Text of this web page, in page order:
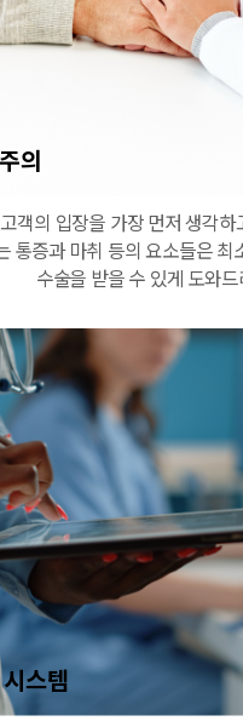
의
객의 입장을 가장 먼저 생각
통증과 마취 등의 요소들은
수술을 받을 수 있게 도와
스템